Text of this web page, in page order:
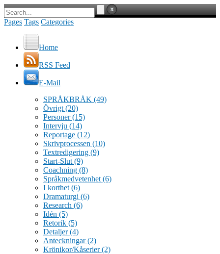
Pages Tags Categories
Home
RSS Feed
E-Mail
SPRÅKBRÅK (49)
Övrigt (20)
Personer(15)
Intervju (14)
Reportage (12)
Skrivprocessen (10)
Textredigering (9)
Start-Slut (9)
Coachning (8)
Språkmedvetenhet (6)
I korthet (6)
Dramaturgi (6)
Research (6)
Idén (5)
Retorik (5)
Detaljer(4)
Anteckningar(2)
Krönikor/Kåserier(2)